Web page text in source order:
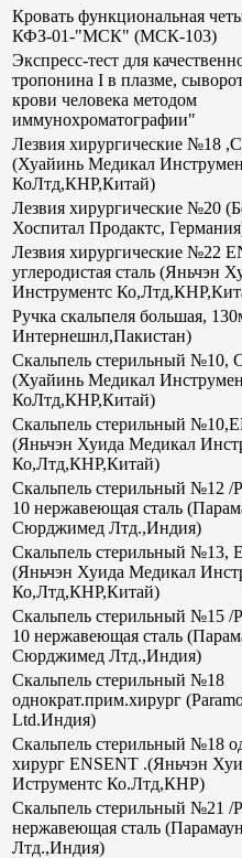
Кровать функциональная
КФЗ-01-"МСК" (МСК-103)
Экспресс-тест для
тропонина I в плазме,
крови человека методом
иммунохроматографии"
Лезвия хирургические №18
(Хуайинь Медикал
КоЛтд,КНР,Китай)
Лезвия хирургические №20
Хоспитал Продактс,
Лезвия хирургические №22
углеродистая сталь (Яньчэн
Инструментс
Ручка скальпеля большая,
Интернешнл,Пакистан)
Скальпель стерильный №10,
(Хуайинь Медикал
КоЛтд,КНР,Китай)
Скальпель стерильный
(Яньчэн Хуида Медикал
Ко,Лтд,КНР,Китай)
Скальпель стерильный №12
10 нержавеющая сталь
Сюрджимед Лтд.,Индия)
Скальпель стерильный №13,
(Яньчэн Хуида Медикал
Ко,Лтд,КНР,Китай)
Скальпель стерильный №15
10 нержавеющая сталь
Сюрджимед Лтд.,Индия)
Скальпель стерильный №18
однократ.прим.хирург
Ltd.Индия)
Скальпель стерильный №18
хирург ENSENT .(Яньчэн
Иструментс Ко.Лтд,КНР)
Скальпель стерильный №21
нержавеющая сталь
Лтд.,Индия)